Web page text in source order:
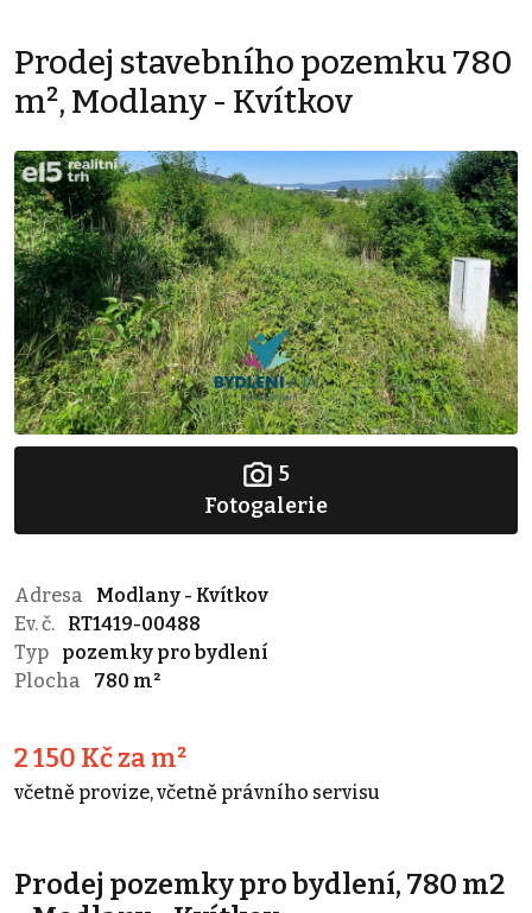
Prodej stavebního pozemku 780
m², Modlany - Kvítkov
5
Fotogalerie
Adresa
Modlany - Kvítkov
Ev. č.
RT1419-00488
Typ
pozemky pro bydlení
Plocha
780 m²
2 150 Kč za m²
včetně provize, včetně právního servisu
Prodej pozemky pro bydlení, 780 m2